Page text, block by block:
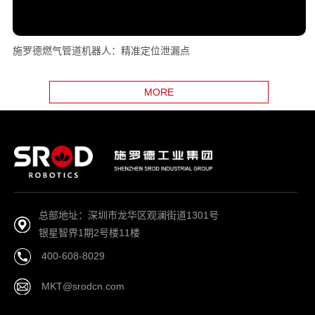
施罗德燃气管道机器人：精准定位泄漏点
MORE
总部地址：深圳市龙华区观澜街道1301号
银星智界1期2号楼11楼
400-608-8029
MKT@srodcn.com